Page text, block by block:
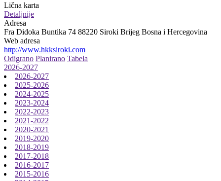
Lična karta
Detaljnije
Adresa
Fra Didoka Buntika 74 88220 Siroki Brijeg Bosna i Hercegovina
Web adresa
http://www.hkksiroki.com
Odigrano Planirano Tabela
2026-2027
2026-2027
2025-2026
2024-2025
2023-2024
2022-2023
2021-2022
2020-2021
2019-2020
2018-2019
2017-2018
2016-2017
2015-2016